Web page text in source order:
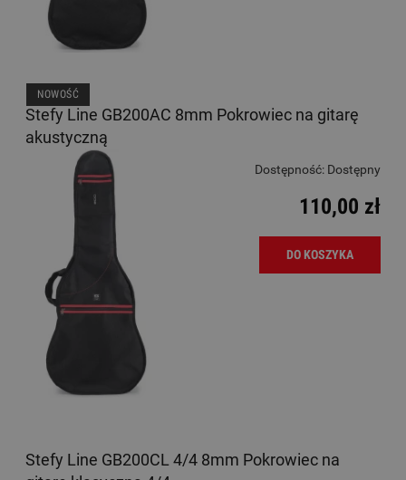
Stefy Line GB200AC 8mm Pokrowiec na gitarę
akustyczną
Dostępność: Dostępny
110,00 zł
DO KOSZYKA
NOWOŚĆ
Stefy Line GB200CL 4/4 8mm Pokrowiec na